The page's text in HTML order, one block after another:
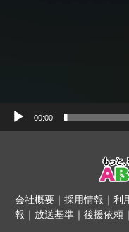
00:00
会社概要｜ 採用情報 ｜ 利
報 ｜ 放送基準 ｜ 後援依頼 ｜